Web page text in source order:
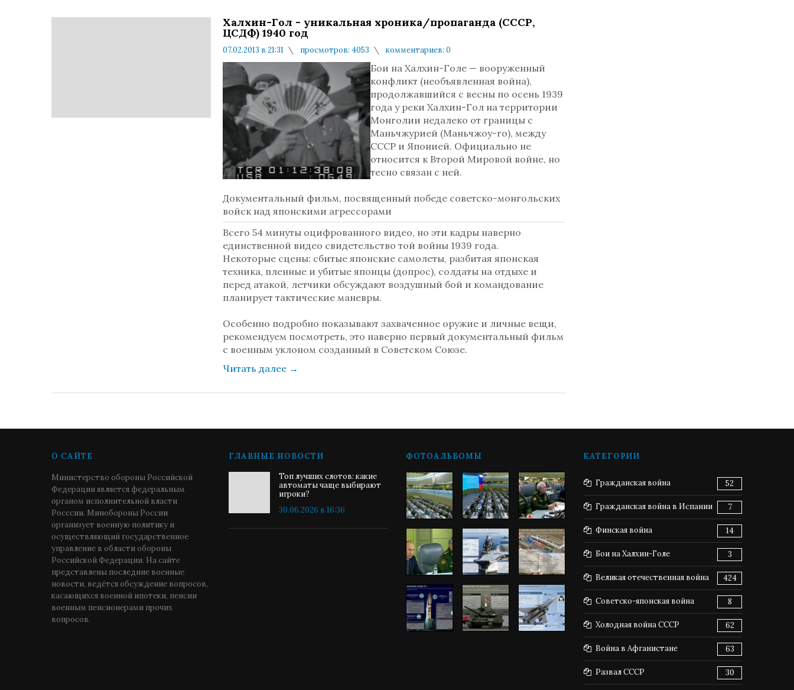
Халхин-Гол - уникальная хроника/пропаганда (СССР,
ЦСДФ) 1940 год
07.02.2013 в 21:31 просмотров: 4053 комментариев: 0
Бои на Халхин-Голе — вооруженный
конфликт (необъявленная война),
продолжавшийся с весны по осень 1939
года у реки Халхин-Гол на территории
Монголии недалеко от границы с
Маньчжурией (Маньчжоу-го), между
СССР и Японией. Официально не
относится к Второй Мировой войне, но
тесно связан с ней.
Документальный фильм, посвященный победе советско-монгольских
войск над японскими агрессорами
Всего 54 минуты оцифрованного видео, но эти кадры наверно
единственной видео свидетельство той войны 1939 года.
Некоторые сцены: сбитые японские самолеты, разбитая японская
техника, пленные и убитые японцы (допрос), солдаты на отдыхе и
перед атакой, летчики обсуждают воздушный бой и командование
планирует тактические маневры.
Особенно подробно показывают захваченное оружие и личные вещи,
рекомендуем посмотреть, это наверно первый документальный фильм
с военным уклоном созданный в Советском Союзе.
Читать далее →
О САЙТЕ
Министерство обороны Российской
Федерации является федеральным
органом исполнительной власти
Росссии. Минобороны России
организует военную политику и
осуществляющий государственное
управление в области обороны
Российской Федерации. На сайте
представлены последние военные
новости, ведётся обсуждение вопросов,
касающихся военной ипотеки, пенсии
военным пенсионерами прочих
вопросов.
ГЛАВНЫЕ НОВОСТИ
Топ лучших слотов: какие
автоматы чаще выбирают
игроки?
30.06.2026 в 16:36
ФОТОАЛЬБОМЫ КАТЕГОРИИ
Гражданская война 52
Гражданская война в Испании 7
Финская война 14
Бои на Халхин-Голе 3
Великая отечественная война 424
Советско-японская война 8
Холодная война СССР 62
Война в Афганистане 63
Развал СССР 30